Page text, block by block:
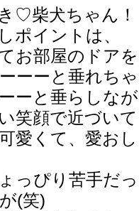
♡柴犬ちゃん！
ポイントは、
お部屋のドア
ーーと垂れち
ーと垂らしな
笑顔で近づい
愛くて、愛お
っぴり苦手だ
(笑)